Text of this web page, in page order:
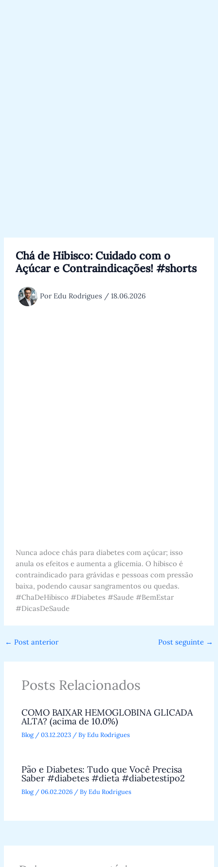
Chá de Hibisco: Cuidado com o
Açúcar e Contraindicações! #shorts
Por Edu Rodrigues / 18.06.2026
Nunca adoce chás para diabetes com açúcar; isso
anula os efeitos e aumenta a glicemia. O hibisco é
contraindicado para grávidas e pessoas com pressão
baixa, podendo causar sangramentos ou quedas.
#ChaDeHibisco #Diabetes #Saude #BemEstar
#DicasDeSaude
← Post anterior Post seguinte →
Posts Relacionados
COMO BAIXAR HEMOGLOBINA GLICADA
ALTA? (acima de 10.0%)
Blog/03.12.2023 / ByEdu Rodrigues
Pão e Diabetes: Tudo que Você Precisa
Saber #diabetes #dieta #diabetestipo2
Blog/06.02.2026 / ByEdu Rodrigues